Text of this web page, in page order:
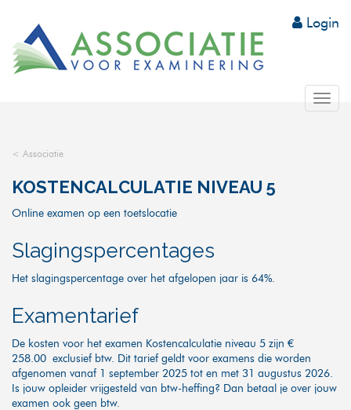
Login
< Associatie
KOSTENCALCULATIE NIVEAU 5
Online examen op een toetslocatie
Slagingspercentages
Het slagingspercentage over het afgelopen jaar is 64%.
Examentarief
De kosten voor het examen Kostencalculatie niveau 5 zijn €
258.00 exclusief btw. Dit tarief geldt voor examens die worden
afgenomen vanaf 1 september 2025 tot en met 31 augustus 2026.
Is jouw opleider vrijgesteld van btw-heffing? Dan betaal je over jouw
examen ook geen btw.